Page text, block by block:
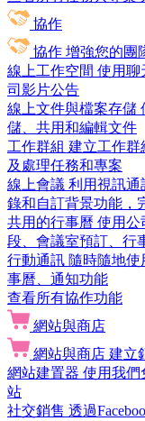
協作
協作 增強您的團
線上工作空間 使用聊
司影片公告
線上文件與檔案存儲
儲、共用和編輯文件
工作群組 建立工作群
及處理任務和專案
線上會議 利用視訊通
錄和自訂背景功能，
共用的行事曆 使用公
段、會議室預訂、行
行動通訊 隨時隨地
事曆、通知功能
查看所有協作功能
網站與商店
網站與商店 建立
網站建置器 使用我們
站
社交銷售 透過